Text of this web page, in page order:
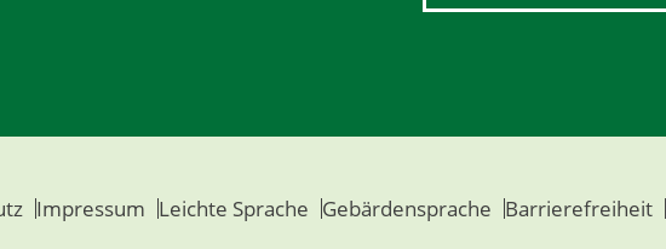
Impressum Leichte Sprache Gebärdensprache Barrierefreiheit